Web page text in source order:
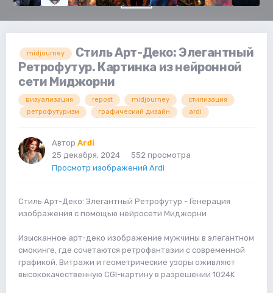
midjourney
Стиль Арт-Деко: Элегантный
Ретрофутур. Картинка из нейронной
сети Миджорни
визуализация repost midjourney
стилизация
ретрофутуризм
графический дизайн ardi
Автор Ardi
25 декабря, 2024
552 просмотра
Просмотр изображений Ardi
Стиль Арт-Деко: Элегантный Ретрофутур - Генерация
изображения с помощью нейросети Миджорни
Изысканное арт-деко изображение мужчины в элегантном
смокинге, где сочетаются ретрофантазии с современной
графикой. Витражи и геометрические узоры оживляют
высококачественную CGI-картину в разрешении 1024K